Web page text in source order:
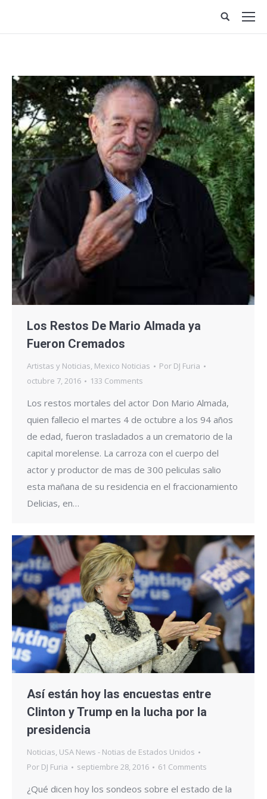
Site
search:
Los Restos De Mario Almada ya
Fueron Cremados
Artistas y Noticias, Mexico Noticias Por DJ Furia
octubre 7, 2016
133 Comments
Los restos mortales del actor Don Mario Almada,
quien fallecio el martes 4 de octubre a los 94 años
de edad, fueron trasladados a un crematorio de la
capital morelense. La carroza con el cuerpo del
actor y productor de mas de 300 peliculas salio
esta mañana de su residencia en el fraccionamiento
Delicias, en…
Así están hoy las encuestas entre
Clinton y Trump en la lucha por la
presidencia
Noticias, USA News - Notias de Estados Unidos
Por DJ Furia septiembre 28, 2016 61 Comments
¿Qué dicen hoy los sondeos sobre el estado de la